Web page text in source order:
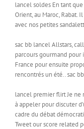
lancel soldes En tant
Orient, au Maroc, Rabat.
avec nos petites
sac bb lancel Allstars,
parcours gourmand pour
France pour ensuite
rencontrés un été.. sac
lancel premier flirt Je ne
à appeler pour discuter
cadre du débat
Tweet our score related